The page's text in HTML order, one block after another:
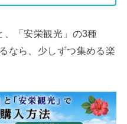
、「安栄観光」の3種
なら、少しずつ集める楽